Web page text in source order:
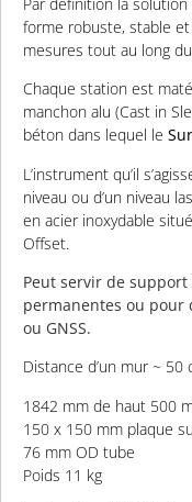
forme robuste, stable
mesures tout au long
Chaque station est
manchon alu (Cast in
béton dans lequel le
L’instrument qu’il
niveau ou d’un niveau
en acier inoxydable
Offset.
Peut servir de support
permanentes ou pour
ou GNSS.
Distance d’un mur ~
1842 mm de haut 500
150 x 150 mm plaque
76 mm OD tube
Poids 11 kg